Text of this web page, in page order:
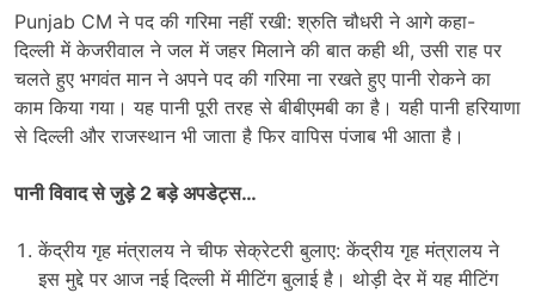
Punjab CM ने पद की गरिमा नहीं रखी: श्रुति चौधरी ने आगे कहा-
दिल्ली में केजरीवाल ने जल में जहर मिलाने की बात कही थी, उसी राह पर
चलते हुए भगवंत मान ने अपने पद की गरिमा ना रखते हुए पानी रोकने का
काम किया गया। यह पानी पूरी तरह से बीबीएमबी का है। यही पानी हरियाणा
से दिल्ली और राजस्थान भी जाता है फिर वापिस पंजाब भी आता है।
पानी विवाद से जुड़े 2 बड़े अपडेट्स…
केंद्रीय गृह मंत्रालय ने चीफ सेक्रेटरी बुलाए: केंद्रीय गृह मंत्रालय ने
इस मुद्दे पर आज नई दिल्ली में मीटिंग बुलाई है। थोड़ी देर में यह मीटिंग